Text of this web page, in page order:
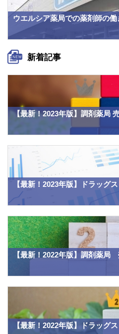
ウエルシア薬局での薬剤師の
新着記事
【最新！2023年版】調剤薬局
【最新！2023年版】ドラッグ
【最新！2022年版】調剤薬局
【最新！2022年版】ドラッグ